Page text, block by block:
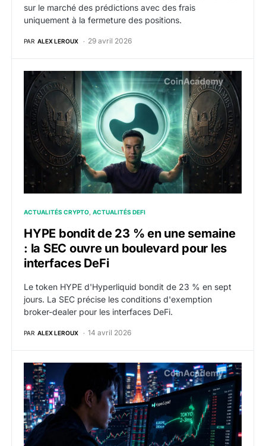
sur le marché des prédictions avec des frais
uniquement à la fermeture des positions.
PAR ALEX LEROUX 29 avril 2026
HYPE bondit de 23 % en une semaine : la SEC
ACTUALITÉS CRYPTO ACTUALITÉS DEFI
HYPE bondit de 23 % en une semaine
: la SEC ouvre un boulevard pour les
interfaces DeFi
Le token HYPE d'Hyperliquid bondit de 23 % en sept
jours. La SEC précise les conditions d'exemption
broker-dealer pour les interfaces DeFi.
PAR ALEX LEROUX 14 avril 2026
HyperLiquid : les traders de Tokyo exploitent un